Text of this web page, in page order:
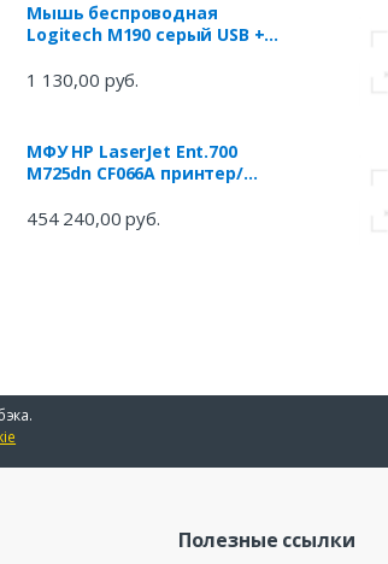
Мышь беспроводная
Logitech M190 серый USB +
1 130,00 руб.
МФУ HP LaserJet Ent.700
M725dn CF066A принтер/
41стр/мин, дуплекс, 1Гб, HDD
454 240,00 руб.
Полезные ссылки